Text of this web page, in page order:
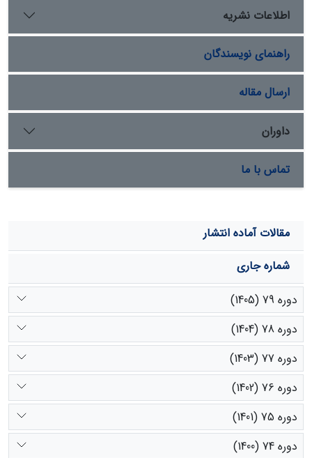
مقاومت سنگ‌های سازند فارس با روشRMR تفاوت معنی‌دار
وجود ندارد ولی بین سنگ‌های سازند فارس و سنگ آهک
آسماری تفاوت معنی‌دار وجود دارد. سنگ آهک آسماری از نظر
مقاومتی جزء سنگ‌های خوب تا خیلی خوب با محدودۀ امتیاز
روش RMR69 تا 84، سنگ آهک میشان بین متوسط تا خیلی
تا 76، و انیدریت گچساران خوب63 تا74 می‌باشد.
اطلاعات نشریه
راهنمای نویسندگان
ارسال مقاله
داوران
تماس با ما
مقالات آماده انتشار
شماره جاری
دوره 79 (1405)
دوره 78 (1404)
دوره 77 (1403)
دوره 76 (1402)
دوره 75 (1401)
دوره 74 (1400)